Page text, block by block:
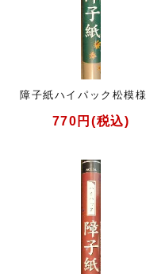
障子紙ハイパック松模様
770円(税込)